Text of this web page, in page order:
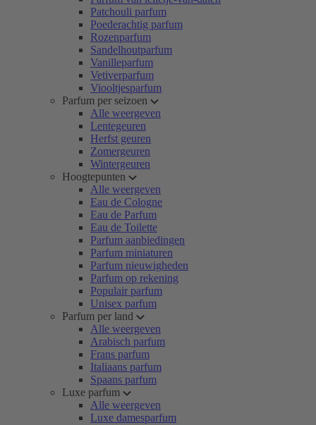
Patchouli parfum
Poederachtig parfum
Rozenparfum
Sandelhoutparfum
Vanilleparfum
Vetiverparfum
Viooltjesparfum
Parfum per seizoen
Alle weergeven
Lentegeuren
Herfst geuren
Zomergeuren
Wintergeuren
Hoogtepunten
Alle weergeven
Eau de Cologne
Eau de Parfum
Eau de Toilette
Parfum aanbiedingen
Parfum miniaturen
Parfum nieuwigheden
Parfum op rekening
Populair parfum
Unisex parfum
Parfum per land
Alle weergeven
Arabisch parfum
Frans parfum
Italiaans parfum
Spaans parfum
Luxe parfum
Alle weergeven
Luxe damesparfum